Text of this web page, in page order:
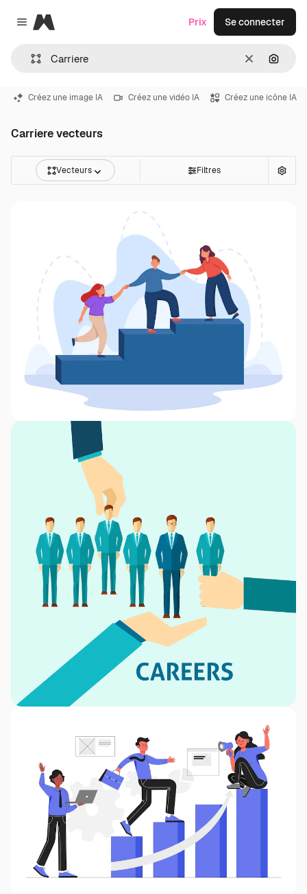
Close menu
Magnific
Effacer
Prix Se connecter
Créez une image IA Créez une vidéo IA Créez une icône IA
Carriere vecteurs
Vecteurs Filtres